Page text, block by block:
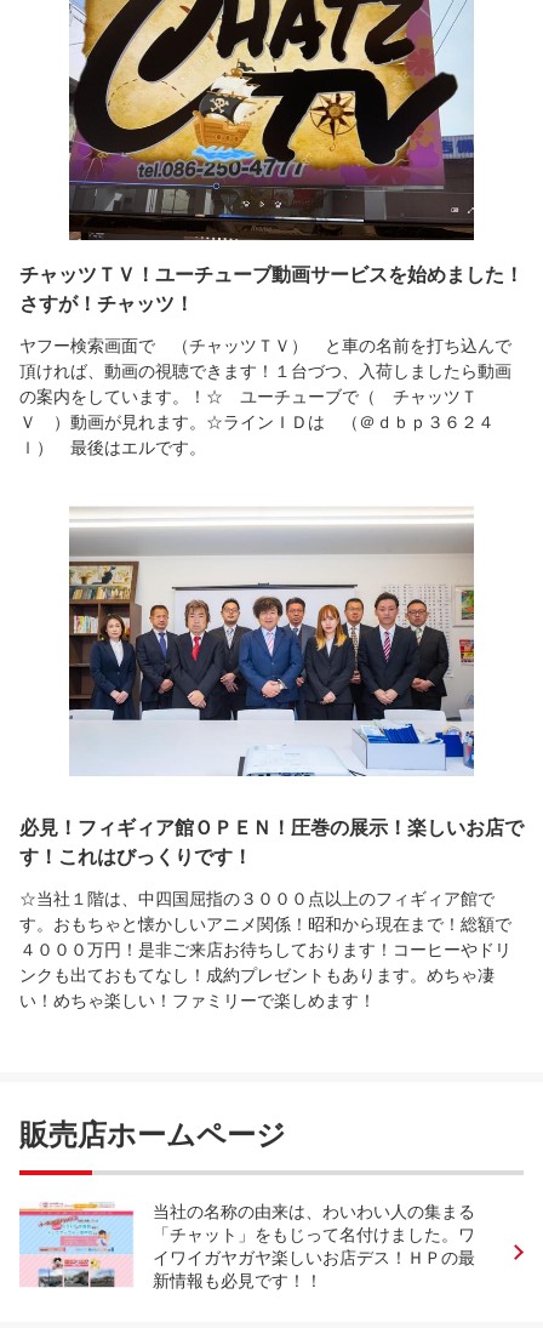
チャッツＴＶ！ユーチューブ動画サービスを始めました！
さすが！チャッツ！
ヤフー検索画面で （チャッツＴＶ） と車の名前を打ち込んで
頂ければ、動画の視聴できます！１台づつ、入荷しましたら動画
の案内をしています。！☆ ユーチューブで（ チャッツＴ
Ｖ ）動画が見れます。☆ラインＩＤは （＠ｄｂｐ３６２４
ｌ） 最後はエルです。
必見！フィギィア館ＯＰＥＮ！圧巻の展示！楽しいお店で
す！これはびっくりです！
☆当社１階は、中四国屈指の３０００点以上のフィギィア館で
す。おもちゃと懐かしいアニメ関係！昭和から現在まで！総額で
４０００万円！是非ご来店お待ちしております！コーヒーやドリ
ンクも出ておもてなし！成約プレゼントもあります。めちゃ凄
い！めちゃ楽しい！ファミリーで楽しめます！
販売店ホームページ
当社の名称の由来は、わいわい人の集まる
「チャット」をもじって名付けました。ワ
イワイガヤガヤ楽しいお店デス！ＨＰの最
新情報も必見です！！